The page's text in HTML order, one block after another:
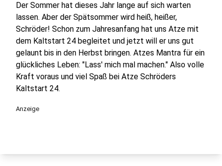
Der Sommer hat dieses Jahr lange auf sich warten
lassen. Aber der Spätsommer wird heiß, heißer,
Schröder! Schon zum Jahresanfang hat uns Atze mit
dem Kaltstart 24 begleitet und jetzt will er uns gut
gelaunt bis in den Herbst bringen. Atzes Mantra für ein
glückliches Leben: "Lass' mich mal machen." Also volle
Kraft voraus und viel Spaß bei Atze Schröders
Kaltstart 24.
Anzeige